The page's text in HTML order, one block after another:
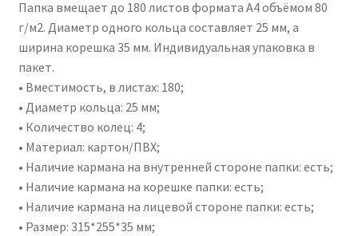
Папка вмещает до 180 листов формата А4 объёмом 80
г/м2. Диаметр одного кольца составляет 25 мм, а
ширина корешка 35 мм. Индивидуальная упаковка в
пакет.
• Вместимость, в листах: 180;
• Диаметр кольца: 25 мм;
• Количество колец: 4;
• Материал: картон/ПВХ;
• Наличие кармана на внутренней стороне папки: есть;
• Наличие кармана на корешке папки: есть;
• Наличие кармана на лицевой стороне папки: есть;
• Размер: 315*255*35 мм;